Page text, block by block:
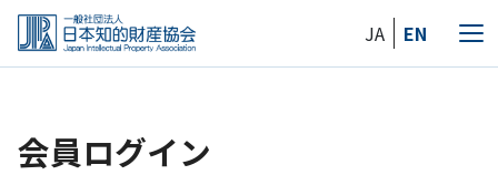
Skip
the
JA EN
メ
会員ログイン